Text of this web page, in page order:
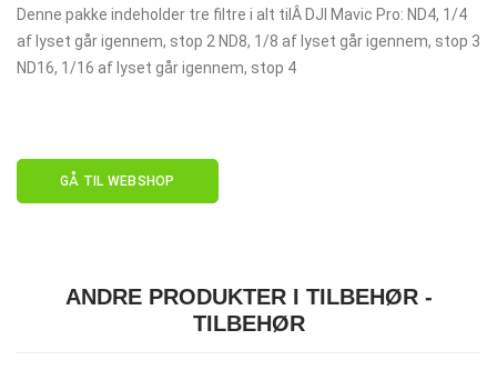
Denne pakke indeholder tre filtre i alt tilÂ DJI Mavic Pro: ND4, 1/4
af lyset går igennem, stop 2 ND8, 1/8 af lyset går igennem, stop 3
ND16, 1/16 af lyset går igennem, stop 4
GÅ TIL WEBSHOP
ANDRE PRODUKTER I TILBEHØR -
TILBEHØR